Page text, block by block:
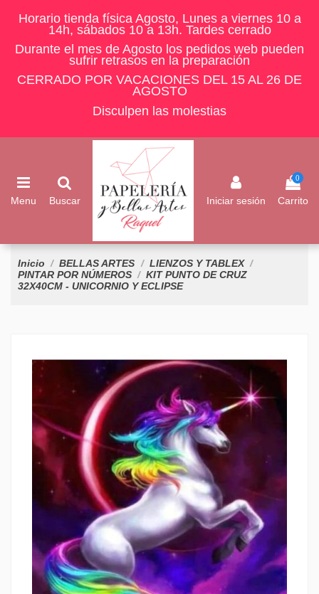
Horario tienda física Agosto, Lunes a viernes 10 a
14h, sábados 10 a 13h. Tardes cerrado
Durante el mes de Agosto los pedidos web pueden
sufrir retrasos en la preparación
CERRADO POR VACACIONES DEL 15 AL 26 DE
AGOSTO
Disculpen las molestias
Menu Buscar Iniciar sesión
0
Carrito
Inicio BELLAS ARTES
LIENZOS Y TABLEX
PINTAR POR NÚMEROS
KIT PUNTO DE CRUZ
32X40CM - UNICORNIO Y ECLIPSE